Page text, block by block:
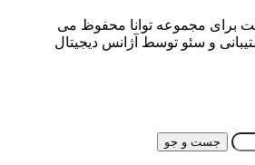
برای مجموعه توانا محفوظ می
و سئو توسط آژانس دیجیتال
جست و جو